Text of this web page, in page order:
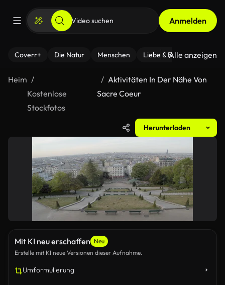
Anmelden
Coverr+ Die Natur Menschen Liebe & Beziehungen
Alle anzeigen
Heim
Kostenlose
Stockfotos
Aktivitäten In Der Nähe Von
Sacre Coeur
Herunterladen
Mit KI neu erschaffen Neu
Erstelle mit KI neue Versionen dieser Aufnahme.
Umformulierung